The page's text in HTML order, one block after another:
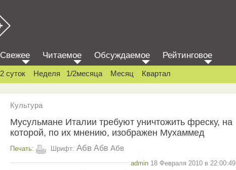
Свежее Читаемое Обсуждаемое Рейтинговое
2 суток Неделя 1/2месяца Месяц Квартал
Культура
Мусульмане Италии требуют уничтожить фреску, на
которой, по их мнению, изображен Мухаммед
Печать: Шрифт: Абв Абв Абв
admin 18 Февраля 2010 в 22:00:49